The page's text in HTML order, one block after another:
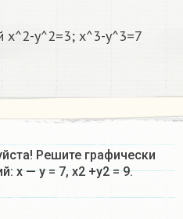
x^2-y^2=3; x^3-y^3=7
Решите графически
х — у = 7, х2 +у2 = 9.